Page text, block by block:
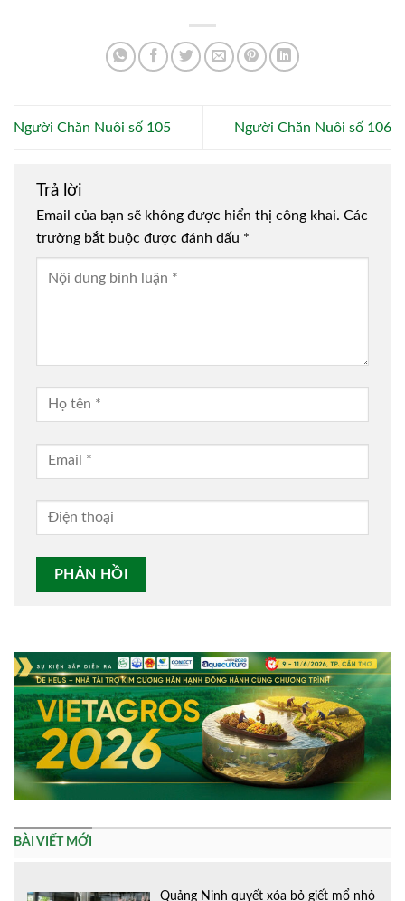
Người Chăn Nuôi số 105 Người Chăn Nuôi số 106
Trả lời
Email của bạn sẽ không được hiển thị công khai. Các
trường bắt buộc được đánh dấu *
BÀI VIẾT MỚI
Quảng Ninh quyết xóa bỏ giết mổ nhỏ